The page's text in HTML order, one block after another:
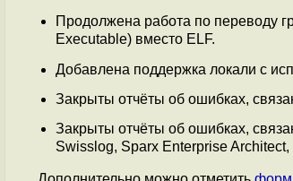
Продолжена работа по переводу
Executable) вместо ELF.
Добавлена поддержка локали с
Закрыты отчёты об ошибках,
Закрыты отчёты об ошибках,
Swisslog, Sparx Enterprise